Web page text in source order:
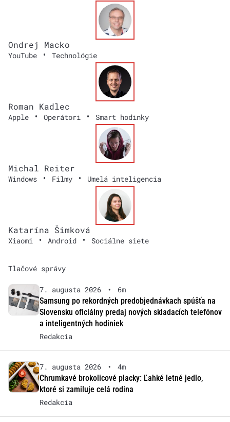
Ondrej Macko
YouTube • Technológie
Roman Kadlec
Apple • Operátori • Smart hodinky
Michal Reiter
Windows • Filmy • Umelá inteligencia
Katarína Šimková
Xiaomi • Android • Sociálne siete
Tlačové správy
7. augusta 2026 •
6m
Samsung po rekordných predobjednávkach spúšťa na
Slovensku oficiálny predaj nových skladacích telefónov
a inteligentných hodiniek
Redakcia
7. augusta 2026 •
4m
Chrumkavé brokolicové placky: Ľahké letné jedlo,
ktoré si zamiluje celá rodina
Redakcia